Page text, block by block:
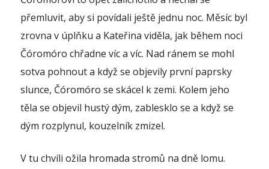
přemluvit, aby si povídali ještě jednu noc. Měsíc byl
zrovna v úplňku a Kateřina viděla, jak během noci
Čóromóro chřadne víc a víc. Nad ránem se mohl
sotva pohnout a když se objevily první paprsky
slunce, Čóromóro se skácel k zemi. Kolem jeho
těla se objevil hustý dým, zablesklo se a když se
dým rozplynul, kouzelník zmizel.
V tu chvíli ožila hromada stromů na dně lomu.